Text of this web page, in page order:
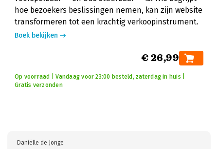
hoe bezoekers beslissingen nemen, kan zijn website
transformeren tot een krachtig verkoopinstrument.
Boek bekijken
€ 26,99
Op voorraad | Vandaag voor 23:00 besteld, zaterdag in huis |
Gratis verzonden
Daniëlle de Jonge